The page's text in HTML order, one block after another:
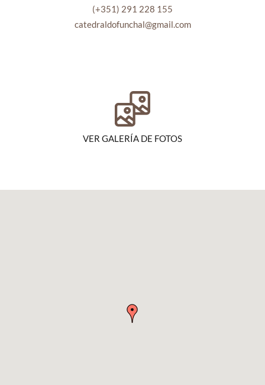
(+351) 291 228 155
catedraldofunchal@gmail.com
VER GALERÍA DE FOTOS